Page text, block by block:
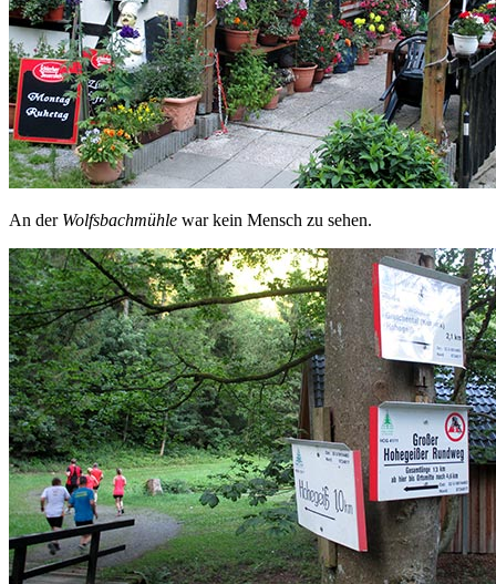
An der Wolfsbachmühle war kein Mensch zu sehen.